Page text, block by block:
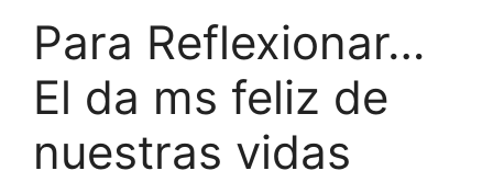
Para Reflexionar…
El da ms feliz de
nuestras vidas